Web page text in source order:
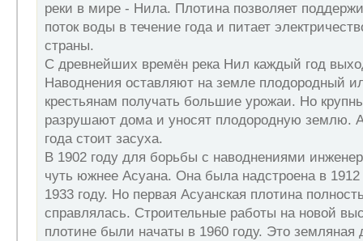
реки в мире - Нила. Плотина позволяет
поток воды в течение года и питает
страны.
С древнейших времён река Нил каждый год
Наводнения оставляют на земле плодородный
крестьянам получать большие урожаи. Но
разрушают дома и уносят плодородную землю.
года стоит засуха.
В 1902 году для борьбы с наводнениями
чуть южнее Асуана. Она была надстроена в
1933 году. Но первая Асуанская плотина
справлялась. Строительные работы на новой
плотине были начаты в 1960 году. Это земляная